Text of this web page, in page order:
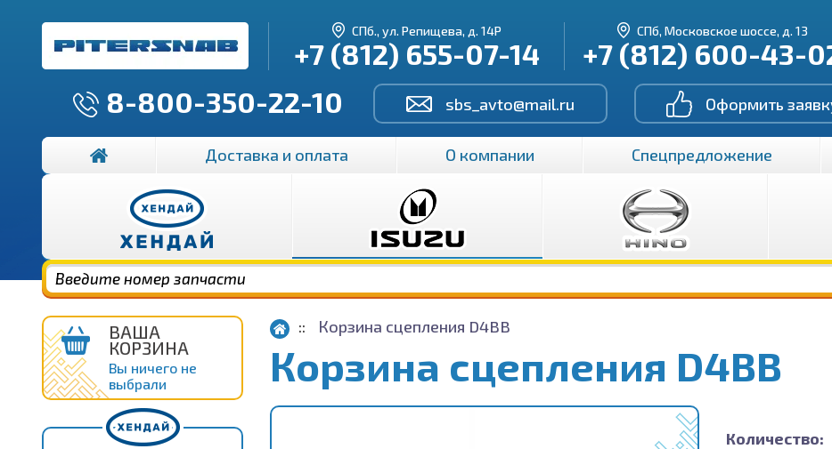
СПб., ул. Репищева, д. 14Р
+7 (812) 655-07-14
СПб, Московское шоссе, д. 13
+7 (812) 600-43-
8-800-350-22-10
sbs_avto@mail.ru Оформить
Доставка и оплата О компании Спецпредложение
ВАША
КОРЗИНА
Вы ничего не
выбрали
Корзина сцепления D4BB
Корзина сцепления D4BB
Количество: